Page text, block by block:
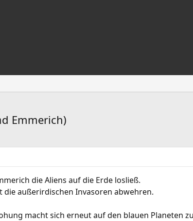
Emmerich)
die Aliens auf die Erde losließ.
die außerirdischen Invasoren abwehren.
macht sich erneut auf den blauen Planeten